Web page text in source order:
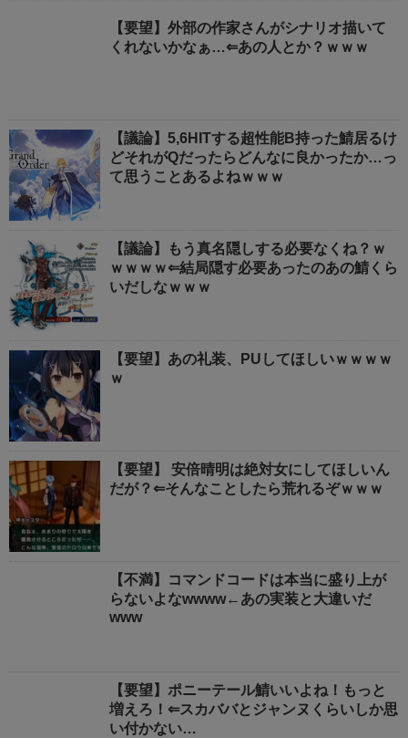
【要望】外部の作家さんがシナリオ描いて
くれないかなぁ…⇐あの人とか？ｗｗｗ
【議論】5,6HITする超性能B持った鯖居るけ
どそれがQだったらどんなに良かったか…っ
て思うことあるよねｗｗｗ
【議論】もう真名隠しする必要なくね？ｗ
ｗｗｗｗ⇐結局隠す必要あったのあの鯖くら
いだしなｗｗｗ
【要望】あの礼装、PUしてほしいｗｗｗｗ
ｗ
【要望】 安倍晴明は絶対女にしてほしいん
だが？⇐そんなことしたら荒れるぞｗｗｗ
【不満】コマンドコードは本当に盛り上が
らないよなwwww←あの実装と大違いだ
www
【要望】ポニーテール鯖いいよね！もっと
増えろ！⇐スカババとジャンヌくらいしか思
い付かない…